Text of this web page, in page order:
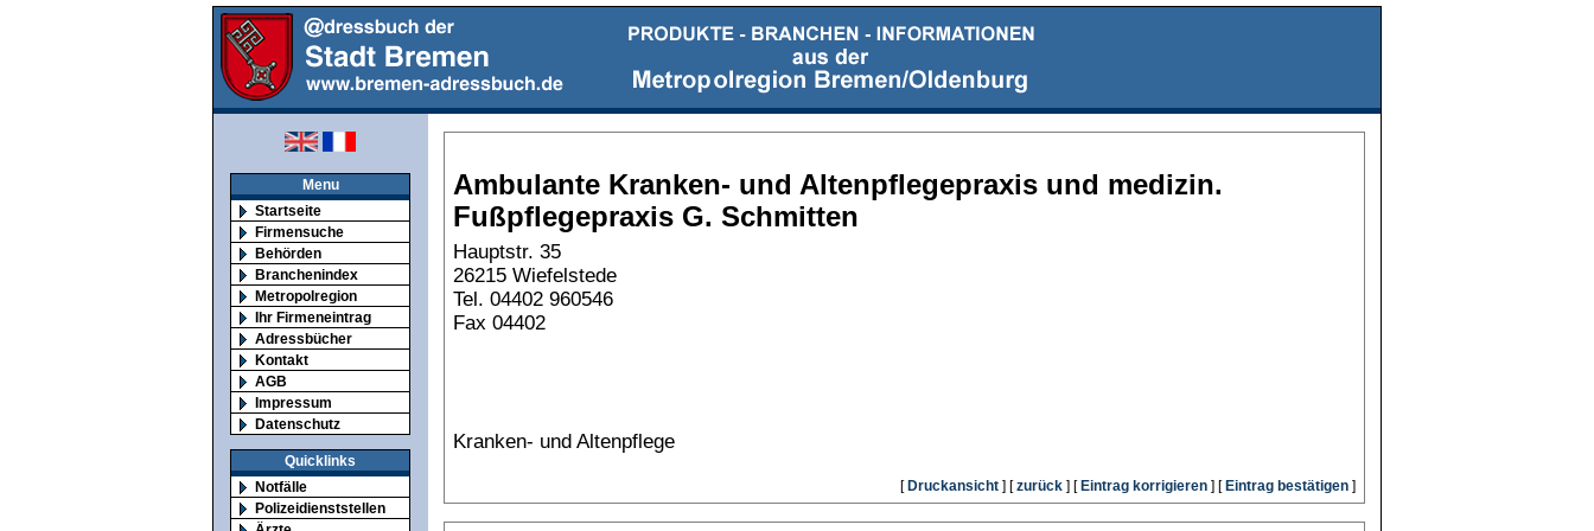
Menu
Startseite
Firmensuche
Behörden
Branchenindex
Metropolregion
Ihr Firmeneintrag
Adressbücher
Kontakt
AGB
Impressum
Datenschutz
Quicklinks
Notfälle
Polizeidienststellen
Ambulante Kranken- und Altenpflegepraxis und medizin.
Fußpflegepraxis G. Schmitten
Hauptstr. 35
26215 Wiefelstede
Tel. 04402 960546
Fax 04402
Kranken- und Altenpflege
[Druckansicht ] [zurück ] [Eintrag korrigieren ] [Eintrag bestätigen ]